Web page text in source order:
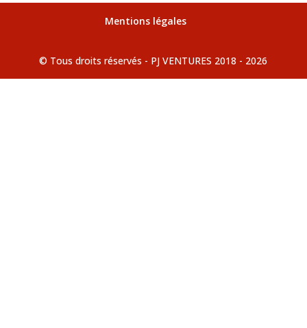
Mentions légales
© Tous droits réservés - PJ VENTURES 2018 - 2026